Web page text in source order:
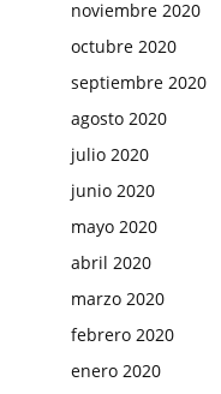
noviembre 2020
octubre 2020
septiembre 2020
agosto 2020
julio 2020
junio 2020
mayo 2020
abril 2020
marzo 2020
febrero 2020
enero 2020